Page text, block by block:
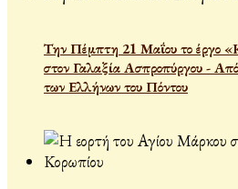
Την Πέμπτη 21 Μαΐου το έργο
στον Γαλαξία Ασπροπύργου -
των Ελλήνων του Πόντου